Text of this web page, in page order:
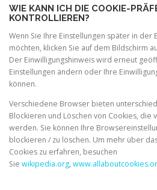
WIE KANN ICH DIE COOKIE-
KONTROLLIEREN?
Wenn Sie Ihre Einstellungen später in der
möchten, klicken Sie auf dem Bildschirm
Der Einwilligungshinweis wird erneut
Einstellungen ändern oder Ihre
können.
Verschiedene Browser bieten
Blockieren und Löschen von Cookies, die
werden. Sie können Ihre
blockieren / zu löschen. Um mehr über
Cookies zu erfahren, besuchen
Sie wikipedia.org,